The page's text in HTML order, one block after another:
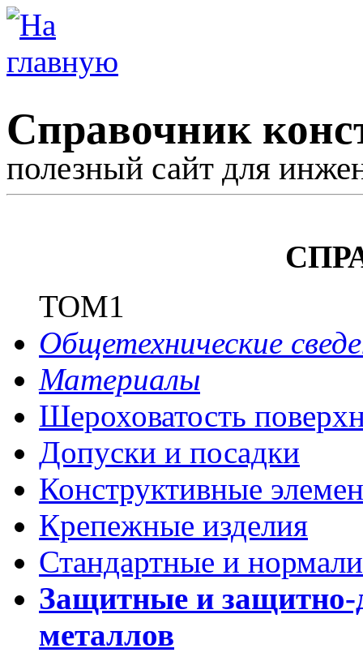
Справочник
полезный сайт для
ТОМ1
Общетехнические
Материалы
Шероховатость
Допуски и посадки
Конструктивные
Крепежные изделия
Стандартные и
Защитные и защитно-
металлов